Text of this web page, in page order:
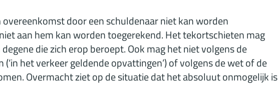
door een schuldenaar niet kan worden
aan hem kan worden toegerekend. Het tekortschieten mag
die zich erop beroept. Ook mag het niet volgens de
het verkeer geldende opvattingen’) of volgens de wet of de
Overmacht ziet op de situatie dat het absoluut onmogelijk is